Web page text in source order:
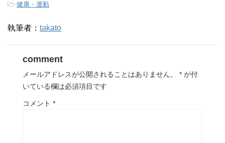
-健康・運動
執筆者： takato
comment
メールアドレスが公開されることはありません。 * が付
いている欄は必須項目です
コメント *